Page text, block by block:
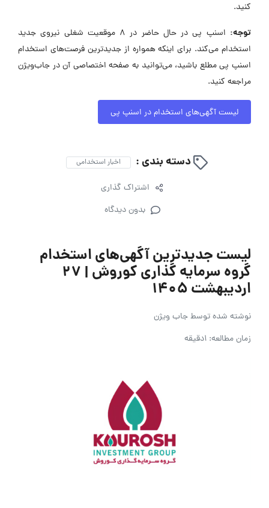
کنید.
توجه:
اسنپ پی در حال حاضر در ۸ موقعیت شغلی نیروی جدید
استخدام می‌کند. برای اینکه همواره از جدیدترین فرصت‌های استخدام
اسنپ پی مطلع باشید، می‌توانید به صفحه اختصاصی آن در جاب‌ویژن
مراجعه کنید.
لیست آگهی‌های استخدام در اسنپ پی
دسته بندی : اخبار استخدامی
اشتراک گذاری
بدون دیدگاه
لیست جدیدترین آگهی‌های استخدام
گروه سرمایه گذاری کوروش | ۲۷
اردیبهشت ۱۴۰۵
نوشته شده توسطجاب ویژن
زمان مطالعه: 1دقیقه